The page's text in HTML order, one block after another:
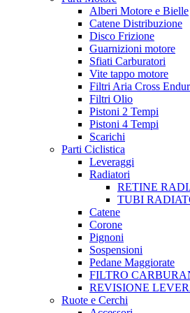
Alberi Motore e Bielle
Catene Distribuzione
Disco Frizione
Guarnizioni motore
Sfiati Carburatori
Vite tappo motore
Filtri Aria Cross
Filtri Olio
Pistoni 2 Tempi
Pistoni 4 Tempi
Scarichi
Parti Ciclistica
Leveraggi
Radiatori
RETINE
TUBI
Catene
Corone
Pignoni
Sospensioni
Pedane Maggiorate
FILTRO
REVISIONE
Ruote e Cerchi